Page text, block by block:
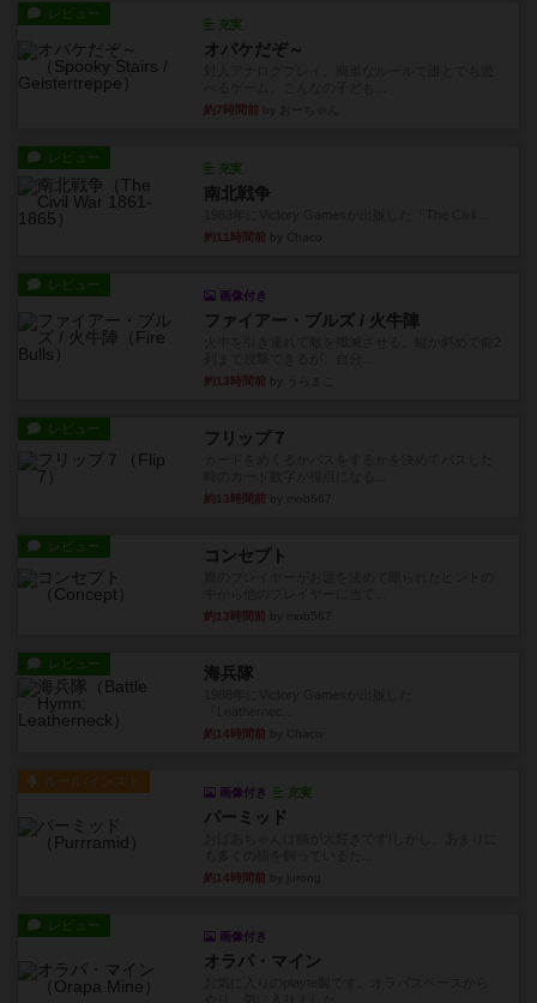
レビュー
充実
オバケだぞ～
約7時間前
レビュー
充実
南北戦争
約11時間前
レビュー
画像付き
ファイアー・ブルズ / 火牛陣
約13時間前
レビュー フリップ７
約13時間前
レビュー コンセプト
約13時間前
レビュー 海兵隊
約14時間前
ルール/インスト
画像付き 充実
パーミッド
約14時間前
レビュー
画像付き
オラパ・マイン